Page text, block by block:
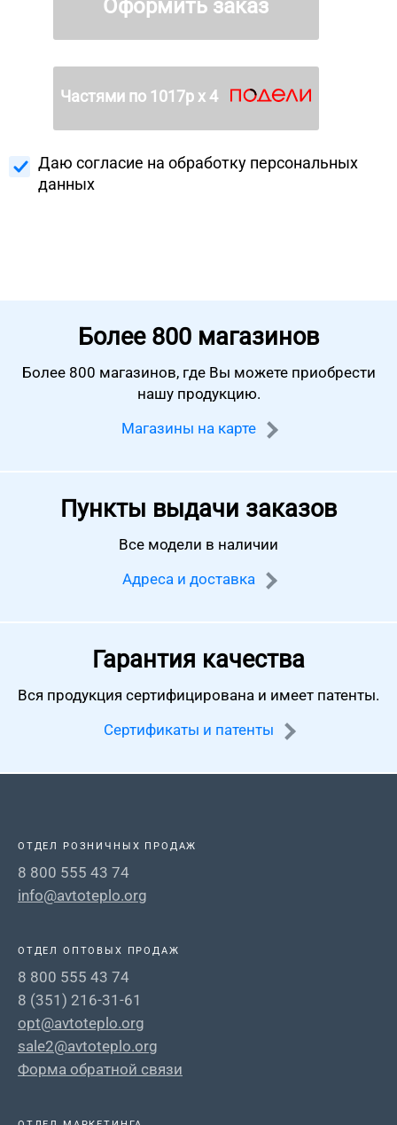
Оформить заказ
Частями по 1017р х 4
Даю согласие на обработку персональных
данных
Более 800 магазинов
Более 800 магазинов, где Вы можете приобрести
нашу продукцию.
Магазины на карте
Пункты выдачи заказов
Все модели в наличии
Адреса и доставка
Гарантия качества
Вся продукция сертифицирована и имеет патенты.
Сертификаты и патенты
ОТДЕЛ РОЗНИЧНЫХ ПРОДАЖ
8 800 555 43 74
info@avtoteplo.org
ОТДЕЛ ОПТОВЫХ ПРОДАЖ
8 800 555 43 74
8 (351) 216-31-61
opt@avtoteplo.org
sale2@avtoteplo.org
Форма обратной связи